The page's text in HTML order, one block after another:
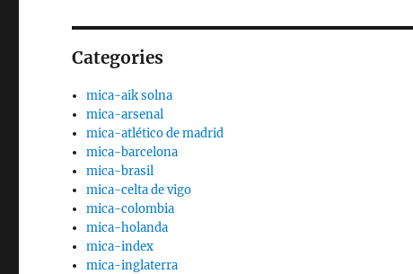
Categories
mica-aik solna
mica-arsenal
mica-atlético de madrid
mica-barcelona
mica-brasil
mica-celta de vigo
mica-colombia
mica-holanda
mica-index
mica-inglaterra